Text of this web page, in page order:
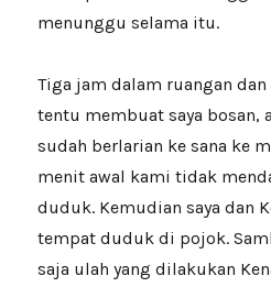
menunggu selama itu.
Tiga jam dalam ruangan
tentu membuat saya bosan,
sudah berlarian ke sana ke
menit awal kami tidak
duduk. Kemudian saya dan
tempat duduk di pojok.
saja ulah yang dilakukan